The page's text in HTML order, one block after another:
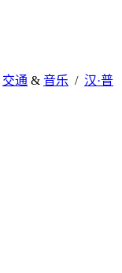
交通 & 音乐 / 汉·普